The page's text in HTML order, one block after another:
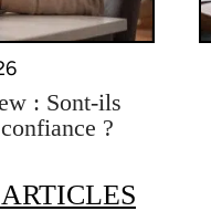
: Sont-ils
?